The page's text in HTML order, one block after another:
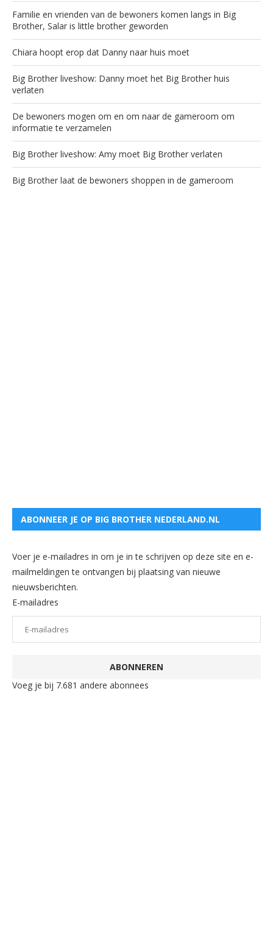
Familie en vrienden van de bewoners komen langs in Big
Brother, Salar is little brother geworden
Chiara hoopt erop dat Danny naar huis moet
Big Brother liveshow: Danny moet het Big Brother huis
verlaten
De bewoners mogen om en om naar de gameroom om
informatie te verzamelen
Big Brother liveshow: Amy moet Big Brother verlaten
Big Brother laat de bewoners shoppen in de gameroom
ABONNEER JE OP BIG BROTHER NEDERLAND.NL
Voer je e-mailadres in om je in te schrijven op deze site en e-
mailmeldingen te ontvangen bij plaatsing van nieuwe
nieuwsberichten.
E-mailadres
ABONNEREN
Voeg je bij 7.681 andere abonnees